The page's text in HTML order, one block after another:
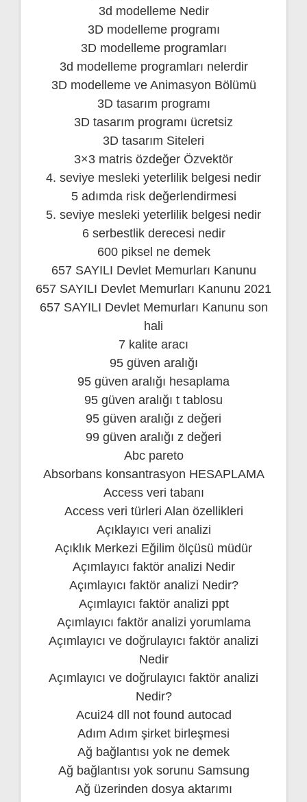
3d modelleme Nedir
3D modelleme programı
3D modelleme programları
3d modelleme programları nelerdir
3D modelleme ve Animasyon Bölümü
3D tasarım programı
3D tasarım programı ücretsiz
3D tasarım Siteleri
3×3 matris özdeğer Özvektör
4. seviye mesleki yeterlilik belgesi nedir
5 adımda risk değerlendirmesi
5. seviye mesleki yeterlilik belgesi nedir
6 serbestlik derecesi nedir
600 piksel ne demek
657 SAYILI Devlet Memurları Kanunu
657 SAYILI Devlet Memurları Kanunu 2021
657 SAYILI Devlet Memurları Kanunu son
hali
7 kalite aracı
95 güven aralığı
95 güven aralığı hesaplama
95 güven aralığı t tablosu
95 güven aralığı z değeri
99 güven aralığı z değeri
Abc pareto
Absorbans konsantrasyon HESAPLAMA
Access veri tabanı
Access veri türleri Alan özellikleri
Açıklayıcı veri analizi
Açıklık Merkezi Eğilim ölçüsü müdür
Açımlayıcı faktör analizi Nedir
Açımlayıcı faktör analizi Nedir?
Açımlayıcı faktör analizi ppt
Açımlayıcı faktör analizi yorumlama
Açımlayıcı ve doğrulayıcı faktör analizi
Nedir
Açımlayıcı ve doğrulayıcı faktör analizi
Nedir?
Acui24 dll not found autocad
Adım Adım şirket birleşmesi
Ağ bağlantısı yok ne demek
Ağ bağlantısı yok sorunu Samsung
Ağ üzerinden dosya aktarımı